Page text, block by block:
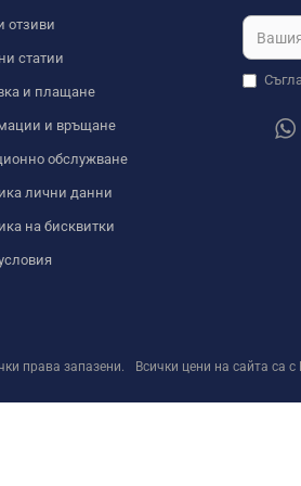
отзиви
статии
и плащане
и връщане
обслужване
лични данни
на бисквитки
права запазени. Всички цени на сайта са